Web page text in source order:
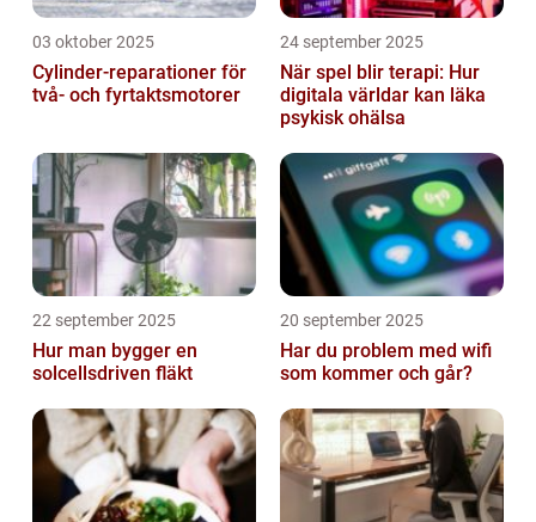
03 oktober 2025
Cylinder-reparationer för
två- och fyrtaktsmotorer
24 september 2025
När spel blir terapi: Hur
digitala världar kan läka
psykisk ohälsa
22 september 2025
Hur man bygger en
solcellsdriven fläkt
20 september 2025
Har du problem med wifi
som kommer och går?